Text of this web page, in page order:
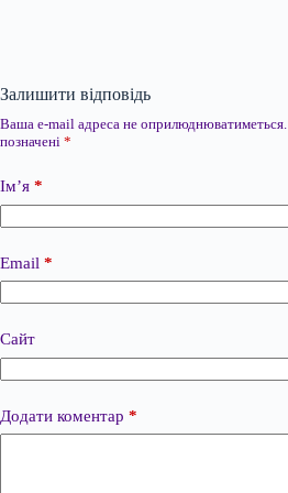
Залишити відповідь
Ваша e-mail адреса не оприлюднюватиметься.
позначені *
Ім’я *
Email *
Сайт
Додати коментар *